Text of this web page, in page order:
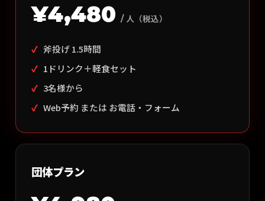
¥4,480 / 人（税込）
斧投げ 1.5時間
1ドリンク＋軽食セット
3名様から
Web予約 または お電話・フォーム
団体プラン